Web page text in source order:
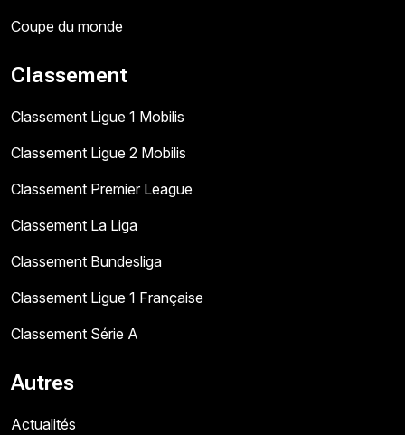
Coupe du monde
Classement
Classement Ligue 1 Mobilis
Classement Ligue 2 Mobilis
Classement Premier League
Classement La Liga
Classement Bundesliga
Classement Ligue 1 Française
Classement Série A
Autres
Actualités